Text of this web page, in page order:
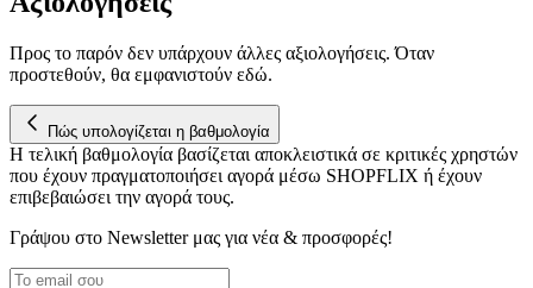
Προς το παρόν δεν υπάρχουν άλλες αξιολογήσεις. Όταν
προστεθούν, θα εμφανιστούν εδώ.
Πώς υπολογίζεται η βαθμολογία
Η τελική βαθμολογία βασίζεται αποκλειστικά σε κριτικές χρηστών
που έχουν πραγματοποιήσει αγορά μέσω SHOPFLIX ή έχουν
επιβεβαιώσει την αγορά τους.
Γράψου στο Νewsletter μας για νέα & προσφορές!